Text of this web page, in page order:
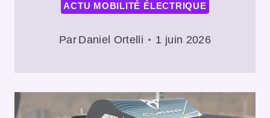
ACTU MOBILITÉ ÉLECTRIQUE
Par Daniel Ortelli 1 juin 2026